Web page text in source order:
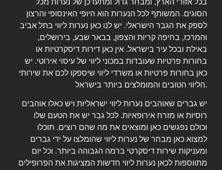
הסוגים. המשותף לכל הנערות הוא היופי האינסופי והרצון
לספק את הגבר הישראלי. יש לנו כאן נערות ליווי בתל אביב
והמרכז, בחיפה קריות והצפון, בבאר שבע, בירושלים,
באילת ובכל עיר בישראל. אין כאן דירות דיסקרטיות או
בחורות פרטיות שעובדות במכוני ליווי של עיסוי אירוטי. יש
כאן בחורות פרטיות או משרדי ליווי שיספקו לכם את שירותי
הליווי הטובים והמומלצים ביותר בישראל.
יש גברים שאוהבים נערות ליווי ישראליות ויש כאלו אוהבים
רוסיות או מזרח אירופאיות. לכל גבר יש את הטעם שלו
וכולם נפגשים כאן ומוצאים את מה שהם רוצים. תוכלו
למצוא כאן מבחר של נערות ליווי שהומלצו על ידי גברים
ומעניקות שירות דיסקרטי ברמה הגבוהה ביותר. וכל יום
מתווספות לכאן נערות ליווי חדשות המציגות את הפרופילים